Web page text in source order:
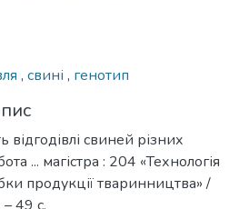
, свині , генотип
відгодівлі свиней різних
... магістра : 204 «Технологія
продукції тваринництва» /